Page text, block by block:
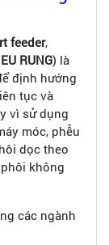
feeder,
RUNG) là
định hướng
tục và
vì sử dụng
móc, phễu
dọc theo
không
các ngành